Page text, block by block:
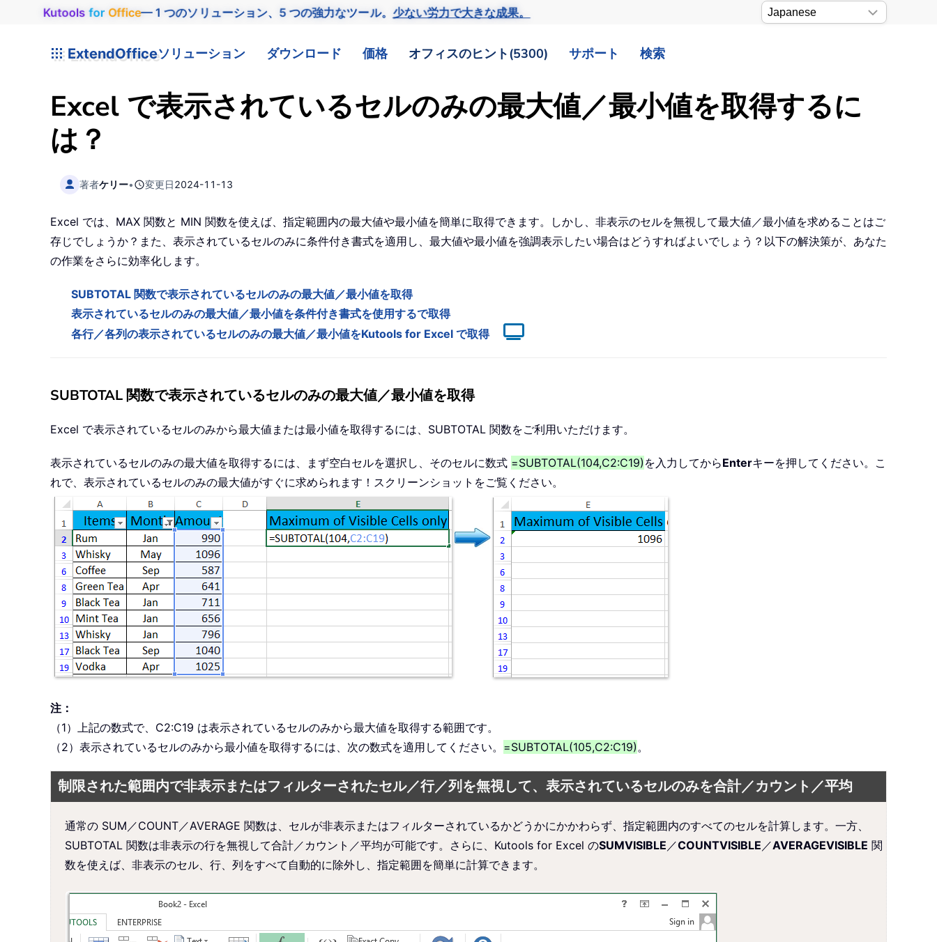
Kutools for Office— 1 つのソリューション、5 つの強力なツール。 少ない労力で大きな成果。
ExtendOfficeソリューション ダウンロード 価格 オフィスのヒント(5300) サポート 検索
Excel で表示されているセルのみの最大値／最小値を取得するに
は？
著者ケリー• 変更日2024-11-13
Excel では、MAX 関数と MIN 関数を使えば、指定範囲内の最大値や最小値を簡単に取得できます。しかし、非表示のセルを無視して最大値／最小値を求めることはご
存じでしょうか？また、表示されているセルのみに条件付き書式を適用し、最大値や最小値を強調表示したい場合はどうすればよいでしょう？以下の解決策が、あなた
の作業をさらに効率化します。
SUBTOTAL 関数で表示されているセルのみの最大値／最小値を取得
表示されているセルのみの最大値／最小値を条件付き書式を使用するで取得
各行／各列の表示されているセルのみの最大値／最小値をKutools for Excel で取得
SUBTOTAL 関数で表示されているセルのみの最大値／最小値を取得
Excel で表示されているセルのみから最大値または最小値を取得するには、SUBTOTAL 関数をご利用いただけます。
表示されているセルのみの最大値を取得するには、まず空白セルを選択し、そのセルに数式 =SUBTOTAL(104,C2:C19) を入力してからEnterキーを押してください。こ
れで、表示されているセルのみの最大値がすぐに求められます！スクリーンショットをご覧ください。
注：
（1）上記の数式で、C2:C19 は表示されているセルのみから最大値を取得する範囲です。
（2）表示されているセルのみから最小値を取得するには、次の数式を適用してください。 =SUBTOTAL(105,C2:C19)。
制限された範囲内で非表示またはフィルターされたセル／行／列を無視して、表示されているセルのみを合計／カウント／平均
通常の SUM／COUNT／AVERAGE 関数は、セルが非表示またはフィルターされているかどうかにかかわらず、指定範囲内のすべてのセルを計算します。一方、
SUBTOTAL 関数は非表示の行を無視して合計／カウント／平均が可能です。さらに、Kutools for Excel のSUMVISIBLE ／COUNTVISIBLE ／AVERAGEVISIBLE 関
数を使えば、非表示のセル、行、列をすべて自動的に除外し、指定範囲を簡単に計算できます。